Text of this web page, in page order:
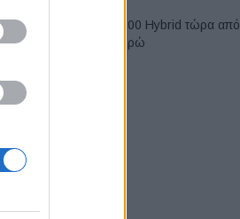
Το FIAT 500 Hybrid τώρα από
18.990 ευρώ